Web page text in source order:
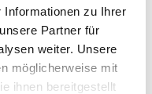
Informationen zu Ihrer
Partner für
weiter. Unsere
möglicherweise mit
ihnen bereitgestellt